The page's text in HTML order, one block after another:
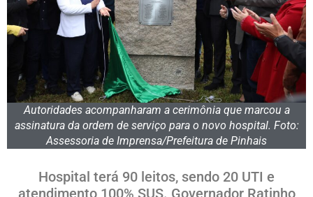
Autoridades acompanharam a cerimônia que marcou a
assinatura da ordem de serviço para o novo hospital. Foto:
Assessoria de Imprensa/Prefeitura de Pinhais
Hospital terá 90 leitos, sendo 20 UTI e